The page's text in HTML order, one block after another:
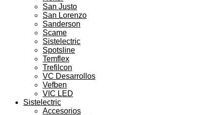
San Justo
San Lorenzo
Sanderson
Scame
Sistelectric
Spotsline
Temflex
Trefilcon
VC Desarrollos
Vefben
VIC LED
Sistelectric
Accesorios